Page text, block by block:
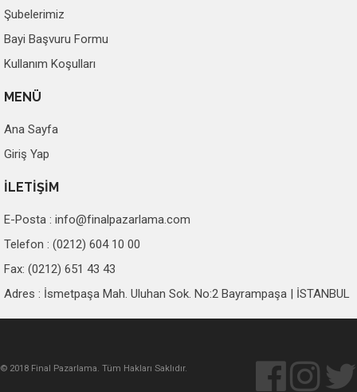
Şubelerimiz
Bayi Başvuru Formu
Kullanım Koşulları
MENÜ
Ana Sayfa
Giriş Yap
İLETİŞİM
E-Posta : info@finalpazarlama.com
Telefon : (0212) 604 10 00
Fax: (0212) 651 43 43
Adres : İsmetpaşa Mah. Uluhan Sok. No:2 Bayrampaşa | İSTANBUL
© 2018 Final Pazarlama. Tüm Hakları Saklıdır.